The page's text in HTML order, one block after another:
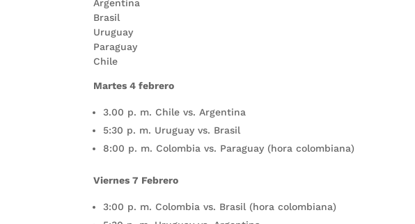
​Argentina
Brasil
Uruguay
Paraguay
Chile
Martes 4 febrero
3.00 p. m. Chile vs. Argentina
5:30 p. m. Uruguay vs. Brasil
8:00 p. m. Colombia vs. Paraguay (hora colombiana)
Viernes 7 Febrero
3:00 p. m. Colombia vs. Brasil (hora colombiana)